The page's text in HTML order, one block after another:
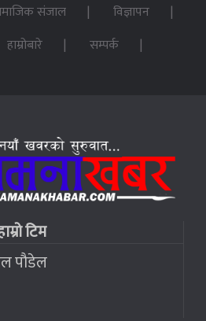
लागि सेनालाई ८५ करोड
छर्केर घरभित्र पस्छन् स्थानीय
खत्वे विजयी
गर्न लालपुर्जा
संजाल
विज्ञापन
हाम्रोबारे
सम्पर्क
टिम
पौडेल